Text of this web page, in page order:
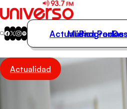
Actualidad
Música
Actualidad
Música
Programas
Actualidad